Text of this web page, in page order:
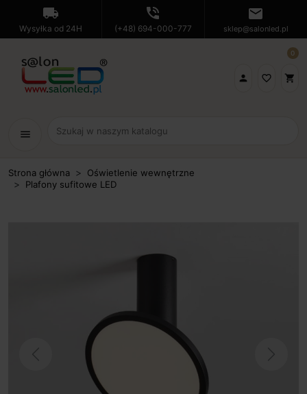
local_shipping
Wysyłka od 24H
phone_in_talk
(+48) 694-000-777
mail
sklep@salonled.pl
 favorite_border shopping_cart
0
menu
Strona główna
Oświetlenie wewnętrzne
Plafony sufitowe LED